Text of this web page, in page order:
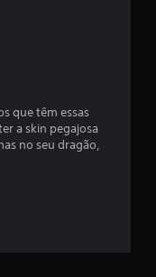
que têm essas
a skin pegajosa
no seu dragão,